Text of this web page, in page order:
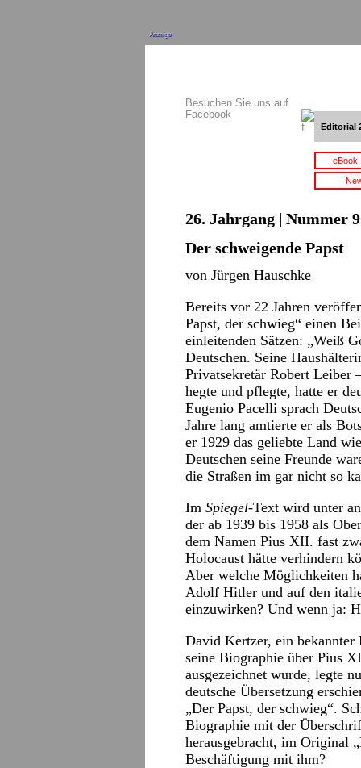
Anzeige
Besuchen Sie uns auf
Facebook
Editorial
26. Jahrgang | Nummer
Der schweigende Papst
von Jürgen Hauschke
Bereits vor 22 Jahren
Papst, der schwieg“ einen
einleitenden Sätzen: „Weiß
Deutschen. Seine
Privatsekretär Robert Leiber
hegte und pflegte, hatte er
Eugenio Pacelli sprach
Jahre lang amtierte er als
er 1929 das geliebte Land
Deutschen seine Freunde
die Straßen im gar nicht so
Im Spiegel-Text wird unter
der ab 1939 bis 1958 als
dem Namen Pius XII. fast
Holocaust hätte verhindern
Aber welche Möglichkeiten
Adolf Hitler und auf den
einzuwirken? Und wenn ja:
David Kertzer, ein
seine Biographie über Pius
ausgezeichnet wurde, legte
deutsche Übersetzung
„Der Papst, der schwieg“.
Biographie mit der
herausgebracht, im Original
Beschäftigung mit ihm?